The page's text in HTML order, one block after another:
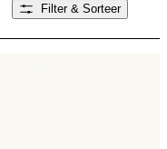
Filter & Sorteer